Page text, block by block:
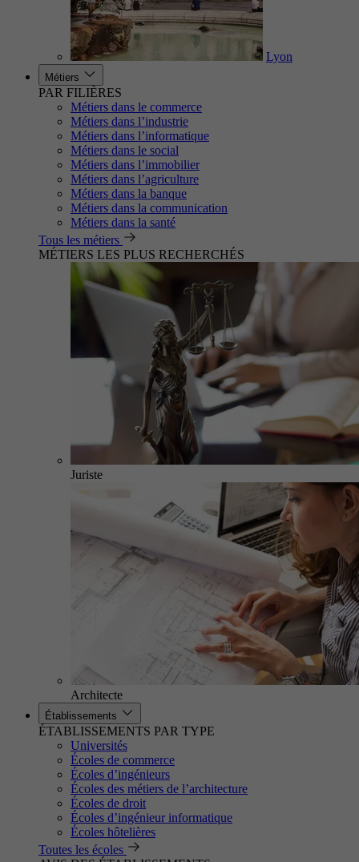
Lyon
Métiers
PAR FILIÈRES
Métiers dans le commerce
Métiers dans l’industrie
Métiers dans l’informatique
Métiers dans le social
Métiers dans l’immobilier
Métiers dans l’agriculture
Métiers dans la banque
Métiers dans la communication
Métiers dans la santé
Tous les métiers
MÉTIERS LES PLUS RECHERCHÉS
Juriste
Architecte
Établissements
ÉTABLISSEMENTS PAR TYPE
Universités
Écoles de commerce
Écoles d’ingénieurs
Écoles des métiers de l’architecture
Écoles de droit
Écoles d’ingénieur informatique
Écoles hôtelières
Toutes les écoles